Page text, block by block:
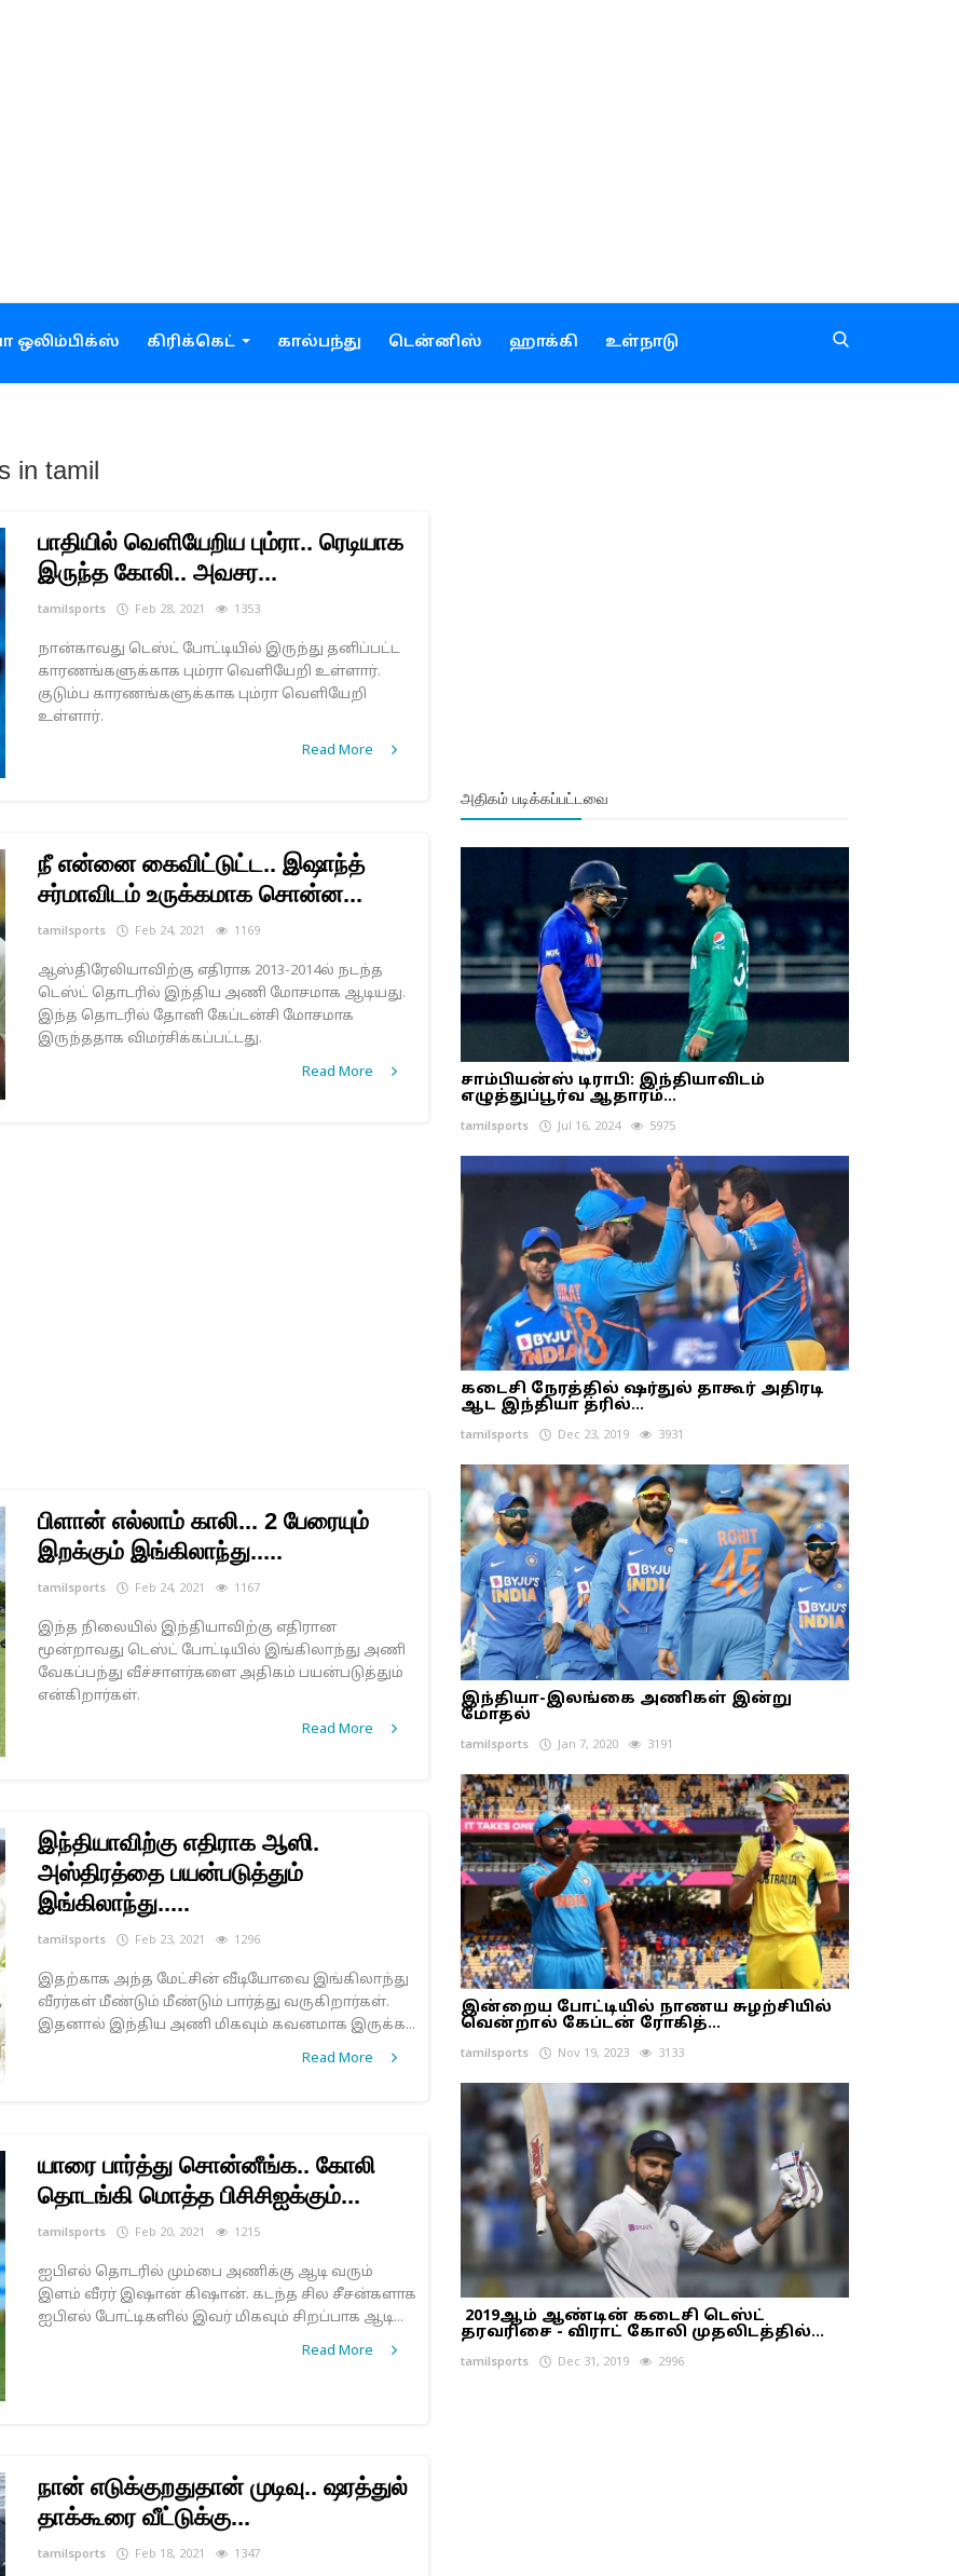
ஒலிம்பிக்ஸ் கிரிக்கெட் கால்பந்து டென்னிஸ் ஹாக்கி உள்நாடு
in tamil
பாதியில் வெளியேறிய பும்ரா.. ரெடியாக
இருந்த கோலி.. அவசர...
tamilsports Feb 28, 2021 1353
நான்காவது டெஸ்ட் போட்டியில் இருந்து தனிப்பட்ட
காரணங்களுக்காக பும்ரா வெளியேறி உள்ளார்.
குடும்ப காரணங்களுக்காக பும்ரா வெளியேறி
உள்ளார்.
Read More
நீ என்னை கைவிட்டுட்ட.. இஷாந்த்
சர்மாவிடம் உருக்கமாக சொன்ன...
tamilsports Feb 24, 2021 1169
ஆஸ்திரேலியாவிற்கு எதிராக 2013-2014ல் நடந்த
டெஸ்ட் தொடரில் இந்திய அணி மோசமாக ஆடியது.
இந்த தொடரில் தோனி கேப்டன்சி மோசமாக
இருந்ததாக விமர்சிக்கப்பட்டது.
Read More
பிளான் எல்லாம் காலி... 2 பேரையும்
இறக்கும் இங்கிலாந்து.....
tamilsports Feb 24, 2021 1167
இந்த நிலையில் இந்தியாவிற்கு எதிரான
மூன்றாவது டெஸ்ட் போட்டியில் இங்கிலாந்து அணி
வேகப்பந்து வீச்சாளர்களை அதிகம் பயன்படுத்தும்
என்கிறார்கள்.
Read More
இந்தியாவிற்கு எதிராக ஆஸி.
அஸ்திரத்தை பயன்படுத்தும்
இங்கிலாந்து.....
tamilsports Feb 23, 2021 1296
இதற்காக அந்த மேட்சின் வீடியோவை இங்கிலாந்து
வீரர்கள் மீண்டும் மீண்டும் பார்த்து வருகிறார்கள்.
இதனால் இந்திய அணி மிகவும் கவனமாக இருக்க...
Read More
யாரை பார்த்து சொன்னீங்க.. கோலி
தொடங்கி மொத்த பிசிசிஐக்கும்...
tamilsports Feb 20, 2021 1215
ஐபிஎல் தொடரில் மும்பை அணிக்கு ஆடி வரும்
இளம் வீரர் இஷான் கிஷான். கடந்த சில சீசன்களாக
ஐபிஎல் போட்டிகளில் இவர் மிகவும் சிறப்பாக ஆடி...
Read More
நான் எடுக்குறதுதான் முடிவு.. ஷரத்துல்
தாக்கூரை வீட்டுக்கு...
tamilsports Feb 18, 2021 1347
அதிகம் படிக்கப்பட்டவை
சாம்பியன்ஸ் டிராபி: இந்தியாவிடம்
எழுத்துப்பூர்வ ஆதாரம்...
tamilsports Jul 16, 2024 5975
கடைசி நேரத்தில் ஷர்துல் தாகூர் அதிரடி
ஆட இந்தியா த்ரில்...
tamilsports Dec 23, 2019 3931
இந்தியா-இலங்கை அணிகள் இன்று
மோதல்
tamilsports Jan 7, 2020 3191
இன்றைய போட்டியில் நாணய சுழற்சியில்
வென்றால் கேப்டன் ரோகித்...
tamilsports Nov 19, 2023 3133
2019ஆம் ஆண்டின் கடைசி டெஸ்ட்
தரவரிசை - விராட் கோலி முதலிடத்தில்...
tamilsports Dec 31, 2019 2996